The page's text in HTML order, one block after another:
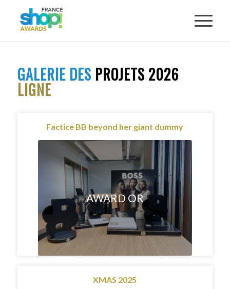
GALERIE DESPROJETS 2026
LIGNE
Factice BB beyond her giant dummy
AWARD OR
XMAS 2025